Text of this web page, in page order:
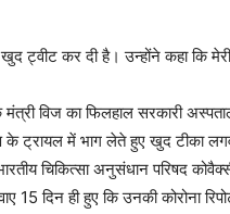
ट्वीट कर दी है। उन्होंने कहा कि मेरी
विज का फिलहाल सरकारी
ट्रायल में भाग लेते हुए खुद टीका
चिकित्सा अनुसंधान परिषद
दिन ही हुए कि उनकी कोरोना